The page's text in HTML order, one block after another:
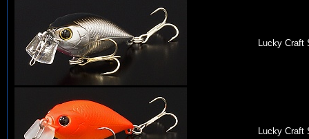
Lucky Craft
Lucky Craft